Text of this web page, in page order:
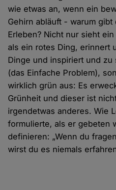
wie etwas an, wenn ein
Gehirn abläuft - warum
Erleben? Nicht nur sieht
als ein rotes Ding, erinnert
Dinge und inspiriert und zu
(das Einfache Problem),
wirklich grün aus: Es
Grünheit und dieser ist
irgendetwas anderes. Wie
formulierte, als er gebeten
definieren: „Wenn du
wirst du es niemals